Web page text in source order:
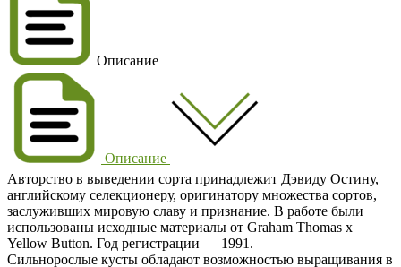
Описание
Описание
Авторство в выведении сорта принадлежит Дэвиду Остину,
английскому селекционеру, оригинатору множества сортов,
заслуживших мировую славу и признание. В работе были
использованы исходные материалы от Graham Thomas х
Yellow Button. Год регистрации — 1991.
Сильнорослые кусты обладают возможностью выращивания в